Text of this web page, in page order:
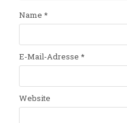
Name *
E-Mail-Adresse *
Website